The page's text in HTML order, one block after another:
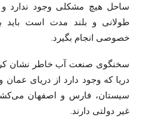
ساحل هیچ مشکلی وجود ندارد و
طولانی و بلند مدت است
خصوصی انجام بگیرد.
سخنگوی صنعت آب خاطر نشان
دریا که وجود دارد از دریای
سیستان، فارس و اصفهان
غیر دولتی دارند.